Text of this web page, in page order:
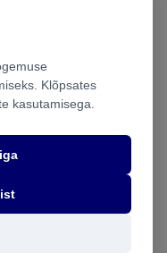
Klõpsates
kasutamisega.